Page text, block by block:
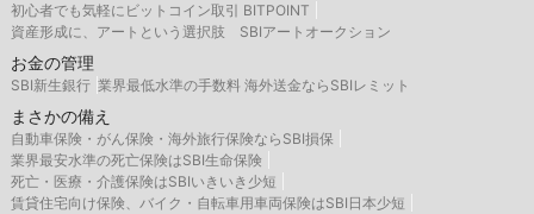
初心者でも気軽にビットコイン取引 BITPOINT
資産形成に、アートという選択肢 SBIアートオークション
お金の管理
SBI新生銀行 業界最低水準の手数料 海外送金ならSBIレミット
まさかの備え
自動車保険・がん保険・海外旅行保険ならSBI損保
業界最安水準の死亡保険はSBI生命保険
死亡・医療・介護保険はSBIいきいき少短
賃貸住宅向け保険、バイク・自転車用車両保険はSBI日本少短